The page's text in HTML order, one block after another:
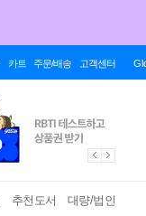
카트 주문/배송 고객센터
추천도서 대량/법인